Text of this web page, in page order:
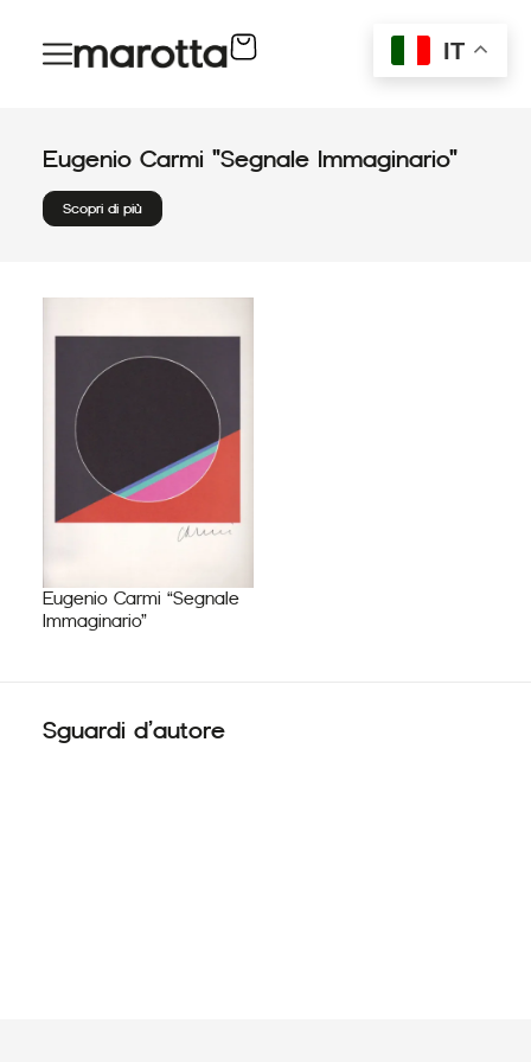
contenuto
Eugenio Carmi "Segnale Immaginario"
Scopri di più
Eugenio Carmi “Segnale
Immaginario”
Sguardi d’autore
IT